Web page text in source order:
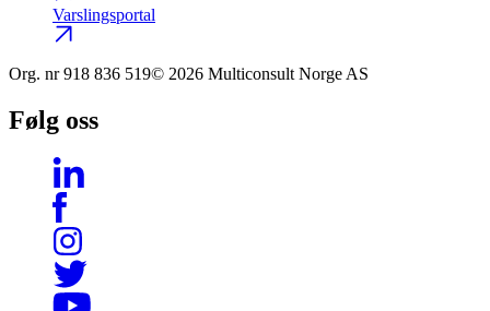
Varslingsportal
Org. nr 918 836 519© 2026 Multiconsult Norge AS
Følg oss